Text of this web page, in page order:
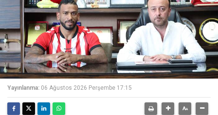
Yayınlanma: 06 Ağustos 2026 Perşembe 17:15